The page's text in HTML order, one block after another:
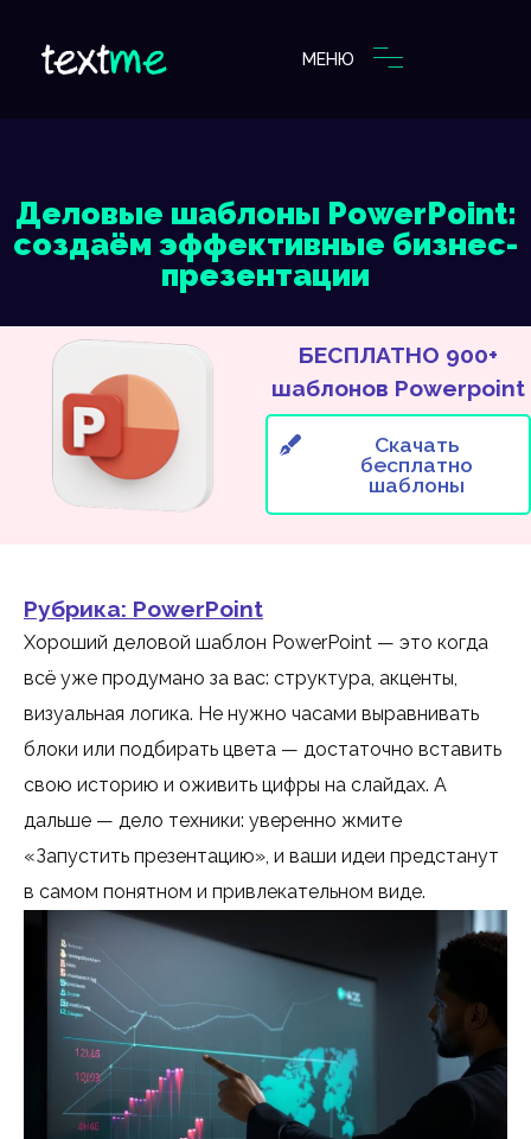
МЕНЮ
Деловые шаблоны PowerPoint:
создаём эффективные бизнес-
презентации
БЕСПЛАТНО 900+
шаблонов Powerpoint
Скачать
бесплатно
шаблоны
Рубрика: PowerPoint
Хороший деловой шаблон PowerPoint — это когда
всё уже продумано за вас: структура, акценты,
визуальная логика. Не нужно часами выравнивать
блоки или подбирать цвета — достаточно вставить
свою историю и оживить цифры на слайдах. А
дальше — дело техники: уверенно жмите
«Запустить презентацию», и ваши идеи предстанут
в самом понятном и привлекательном виде.